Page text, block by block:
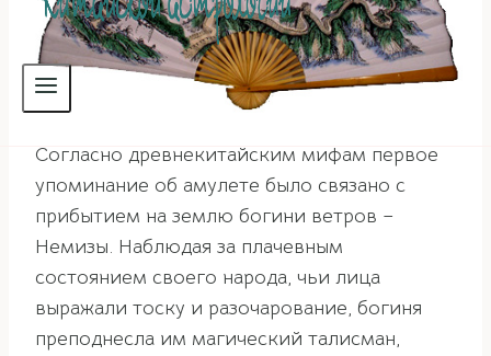
Согласно древнекитайским мифам первое
упоминание об амулете было связано с
прибытием на землю богини ветров –
Немизы. Наблюдая за плачевным
состоянием своего народа, чьи лица
выражали тоску и разочарование, богиня
преподнесла им магический талисман,